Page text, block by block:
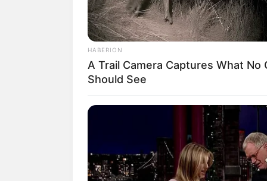
SELEBRITI
10 Pesona
Mantan Istri
Juga Artis
| 22 Juli 2020
SHARE TWEET SHARE
HABERION
A Trail Camera Captures What No
Should See